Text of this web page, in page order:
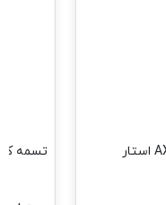
تسمه کولر